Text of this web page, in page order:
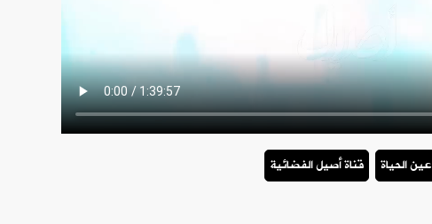
عين الحياة قناة أصيل الفضائية